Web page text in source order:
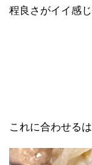
程良さがイイ感じ
これに合わせる